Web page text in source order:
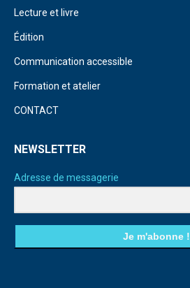
Lecture et livre
Édition
Communication accessible
Formation et atelier
CONTACT
NEWSLETTER
Adresse de messagerie
Je m'abonne !